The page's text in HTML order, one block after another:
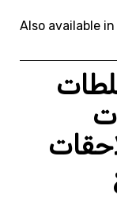
Also available in